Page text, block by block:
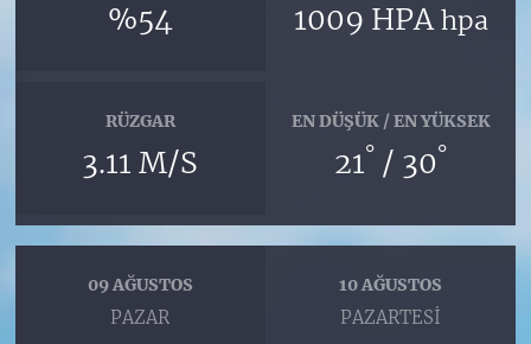
%54 1009 HPAhpa
RÜZGAR
3.11 M/S
EN DÜŞÜK / EN YÜKSEK
21° / 30°
09 AĞUSTOS
PAZAR
10 AĞUSTOS
PAZARTESI